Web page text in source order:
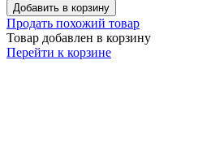
Добавить в корзину
Продать похожий товар
Товар добавлен в корзину
Перейти к корзине